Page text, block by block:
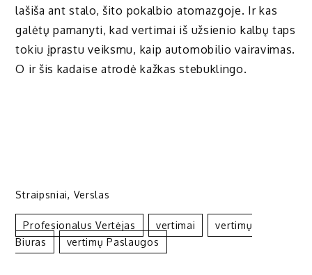
lašiša ant stalo, šito pokalbio atomazgoje. Ir kas
galėtų pamanyti, kad vertimai iš užsienio kalbų taps
tokiu įprastu veiksmu, kaip automobilio vairavimas.
O ir šis kadaise atrodė kažkas stebuklingo.
Straipsniai, Verslas
Profesionalus Vertėjas Vertimai
Vertimų
Biuras
Vertimų Paslaugos